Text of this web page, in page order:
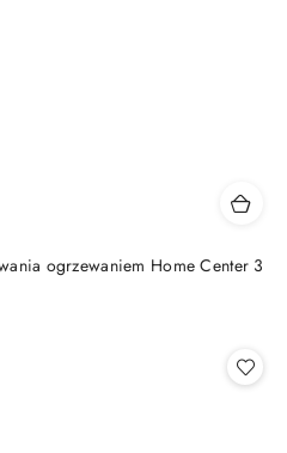
ogrzewaniem Home Center 3